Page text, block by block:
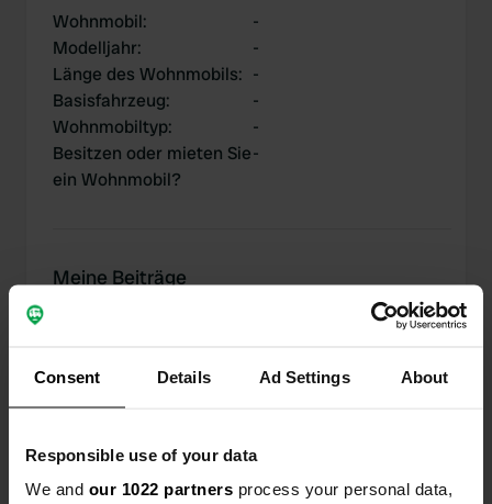
Consent Details Ad Settings About
Responsible use of your data
We and our 1022 partners process your personal data,
Wohnmobil:
-
Modelljahr:
-
Länge des Wohnmobils: -
Basisfahrzeug:
-
Wohnmobiltyp:
-
Besitzen oder mieten Sie
ein Wohnmobil?
-
Meine Beiträge